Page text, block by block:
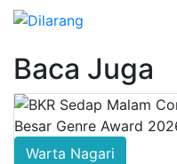
Baca Juga
Warta Nagari